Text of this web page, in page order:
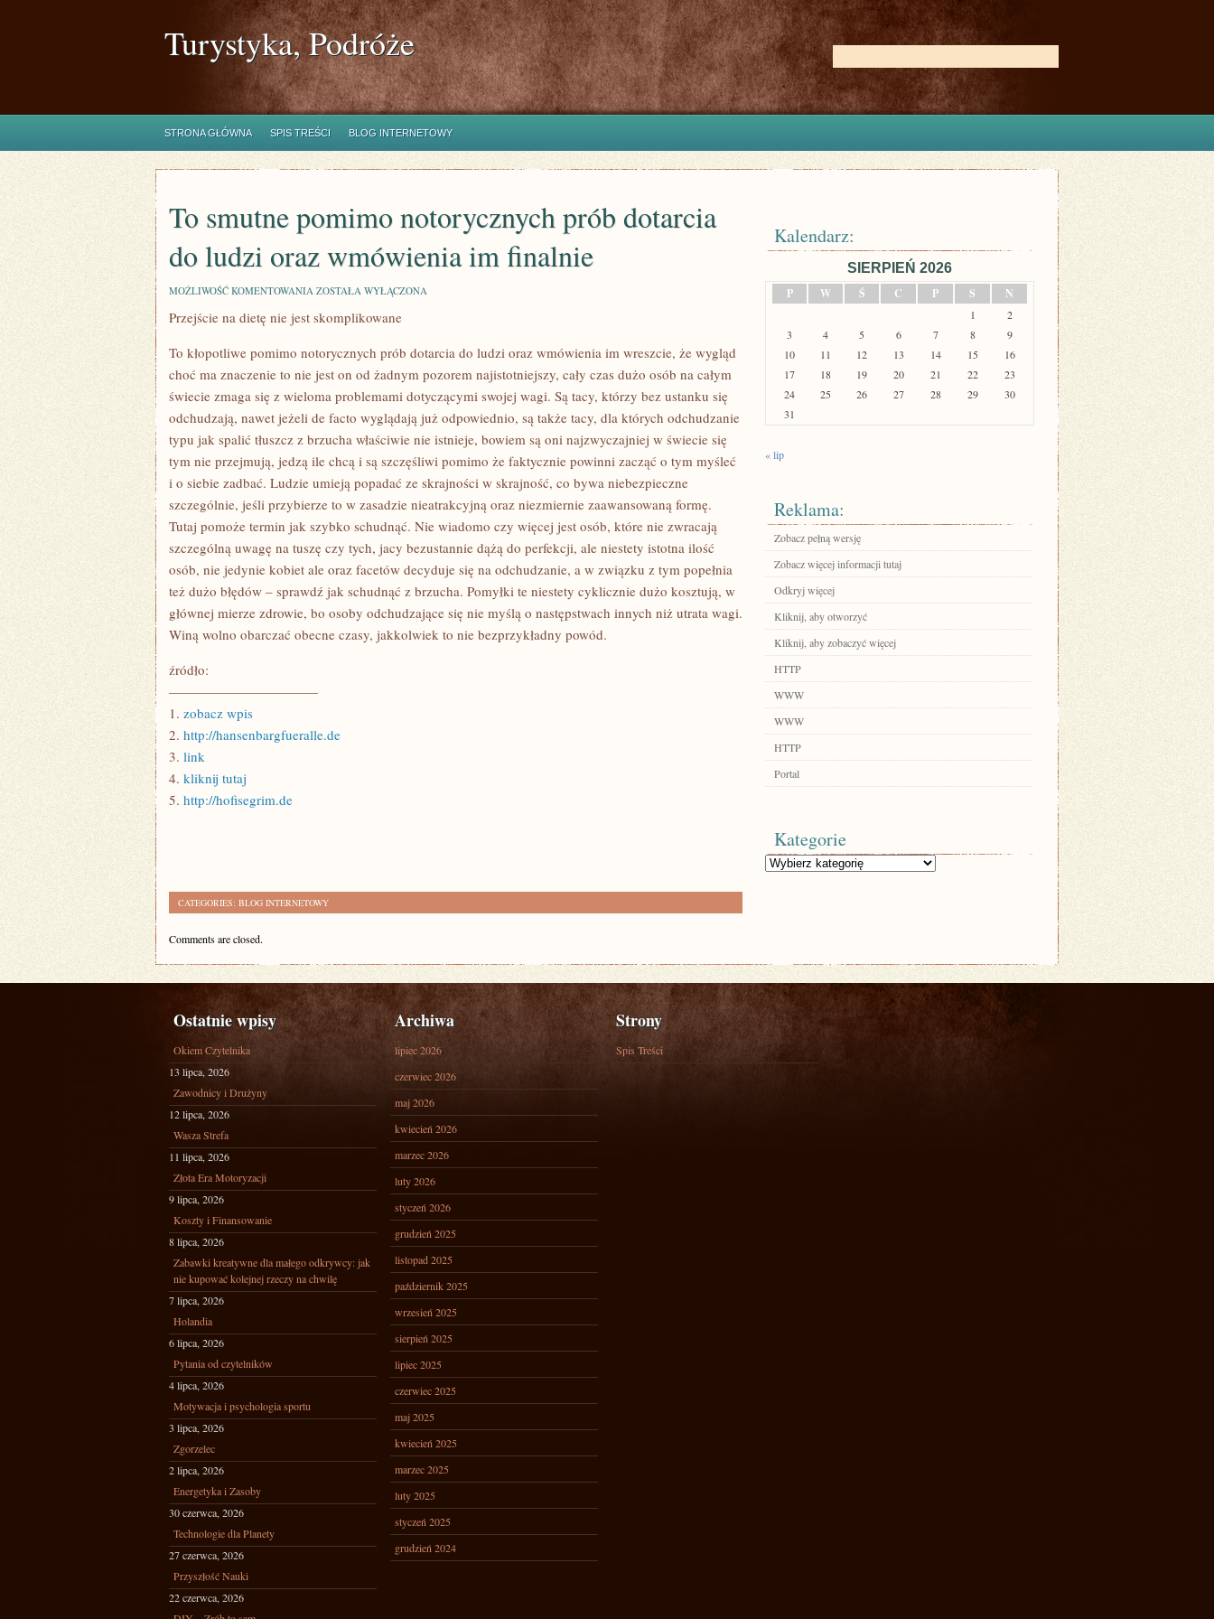
Turystyka, Podróże
STRONA GŁÓWNA SPIS TREŚCI BLOG INTERNETOWY
To smutne pomimo notorycznych prób dotarcia
do ludzi oraz wmówienia im finalnie
MOŻLIWOŚĆ KOMENTOWANIA TO
POMIMO
DOTARCIA
DO
LUDZI
ORAZ
WMÓWIENIA
IM
FINALNIE
ZOSTAŁA WYŁĄCZONA
Przejście na dietę nie jest skomplikowane
To kłopotliwe pomimo notorycznych prób dotarcia do ludzi oraz wmówienia im wreszcie, że wygląd
choć ma znaczenie to nie jest on od żadnym pozorem najistotniejszy, cały czas dużo osób na całym
świecie zmaga się z wieloma problemami dotyczącymi swojej wagi. Są tacy, którzy bez ustanku się
odchudzają, nawet jeżeli de facto wyglądają już odpowiednio, są także tacy, dla których odchudzanie
typu jak spalić tłuszcz z brzucha właściwie nie istnieje, bowiem są oni najzwyczajniej w świecie się
tym nie przejmują, jedzą ile chcą i są szczęśliwi pomimo że faktycznie powinni zacząć o tym myśleć
i o siebie zadbać. Ludzie umieją popadać ze skrajności w skrajność, co bywa niebezpieczne
szczególnie, jeśli przybierze to w zasadzie nieatrakcyjną oraz niezmiernie zaawansowaną formę.
Tutaj pomoże termin jak szybko schudnąć. Nie wiadomo czy więcej jest osób, które nie zwracają
szczególną uwagę na tuszę czy tych, jacy bezustannie dążą do perfekcji, ale niestety istotna ilość
osób, nie jedynie kobiet ale oraz facetów decyduje się na odchudzanie, a w związku z tym popełnia
też dużo błędów – sprawdź jak schudnąć z brzucha. Pomyłki te niestety cyklicznie dużo kosztują, w
głównej mierze zdrowie, bo osoby odchudzające się nie myślą o następstwach innych niż utrata wagi.
Winą wolno obarczać obecne czasy, jakkolwiek to nie bezprzykładny powód.
źródło:
———————————
1. zobacz wpis
2. http://hansenbargfueralle.de
3. link
4. kliknij tutaj
5. http://hofisegrim.de
CATEGORIES: BLOG INTERNETOWY
Comments are closed.
Kalendarz:
SIERPIEŃ 2026
P
W Ś C P S N
1
2
3
4 5 6 7 8
9
10
11 12 13 14 15
16
17
18 19 20 21 22
23
24
25 26 27 28 29
30
31
« lip
Reklama:
Zobacz pełną wersję
Zobacz więcej informacji tutaj
Odkryj więcej
Kliknij, aby otworzyć
Kliknij, aby zobaczyć więcej
HTTP
WWW
WWW
HTTP
Portal
Kategorie
Kategorie
Ostatnie wpisy
Okiem Czytelnika
13 lipca, 2026
Zawodnicy i Drużyny
12 lipca, 2026
Wasza Strefa
11 lipca, 2026
Złota Era Motoryzacji
9 lipca, 2026
Koszty i Finansowanie
8 lipca, 2026
Zabawki kreatywne dla małego odkrywcy: jak
nie kupować kolejnej rzeczy na chwilę
7 lipca, 2026
Holandia
6 lipca, 2026
Pytania od czytelników
4 lipca, 2026
Motywacja i psychologia sportu
3 lipca, 2026
Zgorzelec
2 lipca, 2026
Energetyka i Zasoby
30 czerwca, 2026
Technologie dla Planety
27 czerwca, 2026
Przyszłość Nauki
22 czerwca, 2026
Archiwa
lipiec 2026
czerwiec 2026
maj 2026
kwiecień 2026
marzec 2026
luty 2026
styczeń 2026
grudzień 2025
listopad 2025
październik 2025
wrzesień 2025
sierpień 2025
lipiec 2025
czerwiec 2025
maj 2025
kwiecień 2025
marzec 2025
luty 2025
styczeń 2025
grudzień 2024
Strony
Spis Treści